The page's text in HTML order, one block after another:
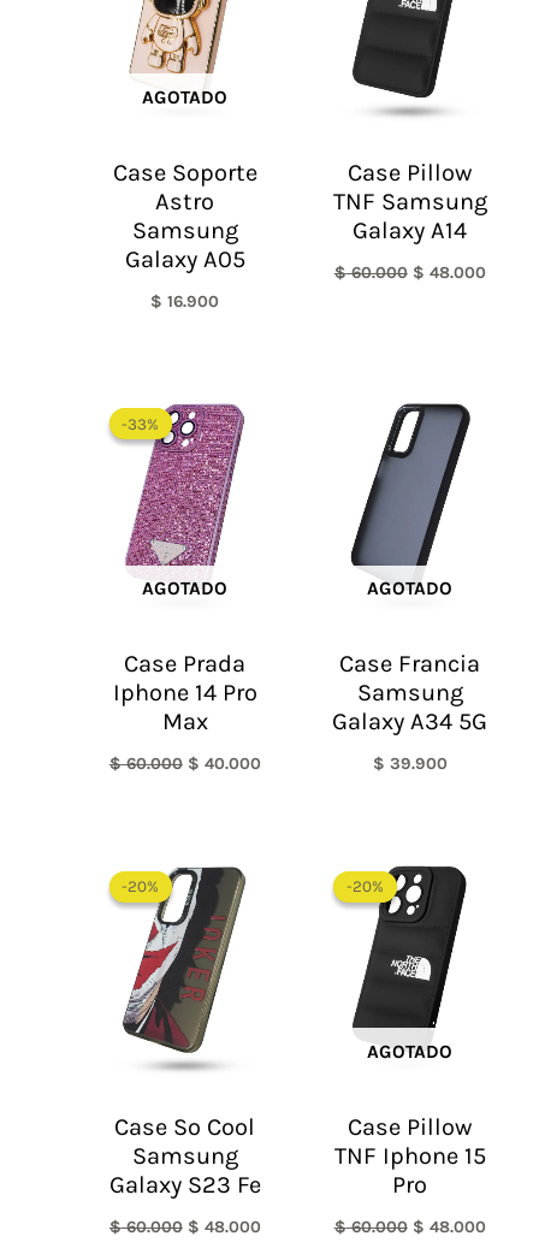
AGOTADO
Case Soporte
Astro
Samsung
Galaxy A05
$ 16.900
Case Pillow
TNF Samsung
Galaxy A14
$60.000 $ 48.000
-33%
AGOTADO
-33%
Case Prada
Iphone 14 Pro
Max
$60.000
precio
original
era:
$ 60.000.
$ 40.000
AGOTADO
Case Francia
Samsung
Galaxy A34 5G
$ 39.900
-20%
-20%
Case So Cool
Samsung
Galaxy S23 Fe
$60.000
precio
original
era:
$ 60.000.
$ 48.000
-20%
AGOTADO
-20%
Case Pillow
TNF Iphone 15
Pro
$60.000
precio
original
era:
$ 60.000.
$ 48.000